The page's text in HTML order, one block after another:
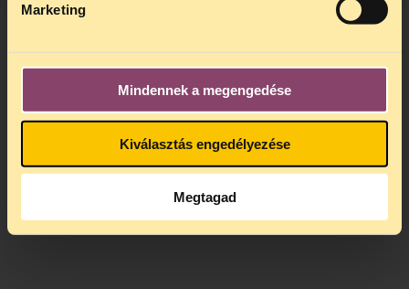
Marketing
Mindennek a megengedése
Kiválasztás engedélyezése
Megtagad